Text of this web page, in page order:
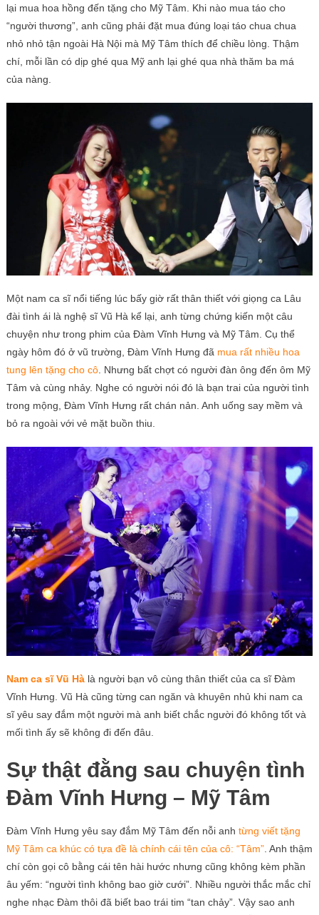
lại mua hoa hồng đến tặng cho Mỹ Tâm. Khi nào mua táo cho
“người thương”, anh cũng phải đặt mua đúng loại táo chua chua
nhỏ nhỏ tận ngoài Hà Nội mà Mỹ Tâm thích để chiều lòng. Thậm
chí, mỗi lần có dịp ghé qua Mỹ anh lại ghé qua nhà thăm ba má
của nàng.
Một nam ca sĩ nổi tiếng lúc bấy giờ rất thân thiết với giọng ca Lâu
đài tình ái là nghệ sĩ Vũ Hà kể lại, anh từng chứng kiến một câu
chuyện như trong phim của Đàm Vĩnh Hưng và Mỹ Tâm. Cụ thể
ngày hôm đó ở vũ trường, Đàm Vĩnh Hưng đã mua rất nhiều hoa
tung lên tặng cho cô. Nhưng bất chợt có người đàn ông đến ôm Mỹ
Tâm và cùng nhảy. Nghe có người nói đó là bạn trai của người tình
trong mộng, Đàm Vĩnh Hưng rất chán nản. Anh uống say mềm và
bỏ ra ngoài với vẻ mặt buồn thiu.
Nam ca sĩ Vũ Hàlà người bạn vô cùng thân thiết của ca sĩ Đàm
Vĩnh Hưng. Vũ Hà cũng từng can ngăn và khuyên nhủ khi nam ca
sĩ yêu say đắm một người mà anh biết chắc người đó không tốt và
mối tình ấy sẽ không đi đến đâu.
Sự thật đằng sau chuyện tình
Đàm Vĩnh Hưng – Mỹ Tâm
Đàm Vĩnh Hưng yêu say đắm Mỹ Tâm đến nỗi anh từng viết tặng
Mỹ Tâm ca khúc có tựa đề là chính cái tên của cô: “Tâm”. Anh thậm
chí còn gọi cô bằng cái tên hài hước nhưng cũng không kèm phần
âu yếm: “người tình không bao giờ cưới”. Nhiều người thắc mắc chỉ
nghe nhạc Đàm thôi đã biết bao trái tim “tan chảy”. Vậy sao anh